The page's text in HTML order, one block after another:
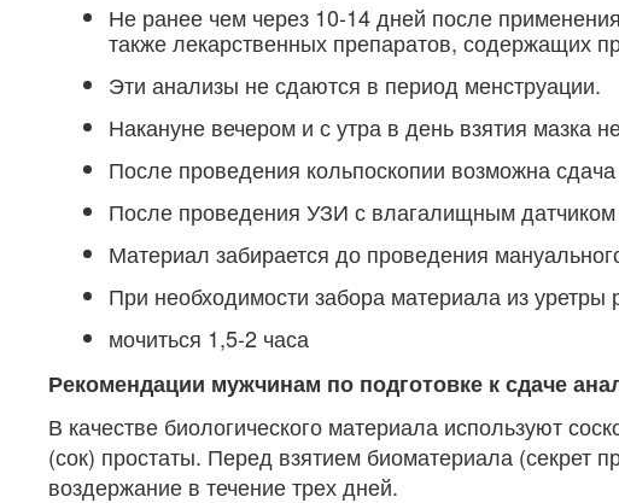
Не ранее чем через 10-14 дней после
также лекарственных препаратов, содержащих
Эти анализы не сдаются в период менструации.
Накануне вечером и с утра в день взятия мазка
После проведения кольпоскопии возможна
После проведения УЗИ с влагалищным
Материал забирается до проведения
При необходимости забора материала из уретры
мочиться 1,5-2 часа
Рекомендации мужчинам по подготовке к сдаче
В качестве биологического материала используют
(сок) простаты. Перед взятием биоматериала (секрет
воздержание в течение трех дней.